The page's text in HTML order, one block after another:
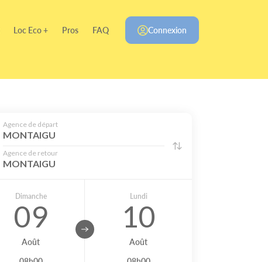
Loc Eco + Pros FAQ Connexion
Agence de départ
MONTAIGU
Agence de retour
MONTAIGU
Dimanche
09
Août
Lundi
10
Août